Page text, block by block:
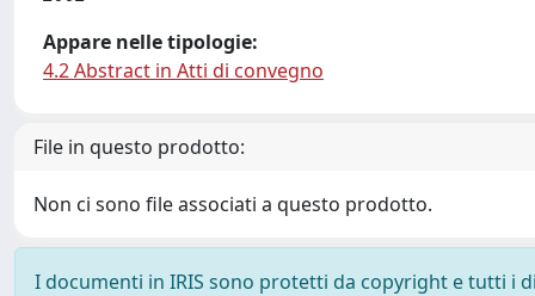
Appare nelle tipologie:
4.2 Abstract in Atti di convegno
File in questo prodotto:
Non ci sono file associati a questo prodotto.
I documenti in IRIS sono protetti da copyright e tutti i